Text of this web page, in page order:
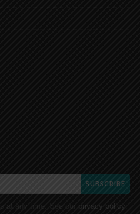
SUBSCRIBE
at any time. See our privacy policy